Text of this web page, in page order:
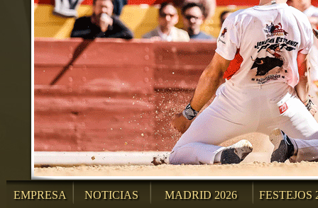
EMPRESA NOTICIAS MADRID 2026 FESTEJOS